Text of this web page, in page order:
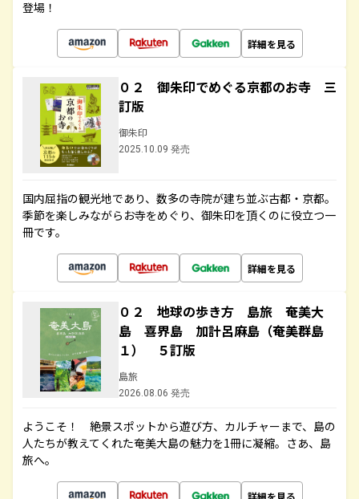
登場！
詳細を見る
０２ 御朱印でめぐる京都のお寺 三
訂版
御朱印
2025.10.09 発売
国内屈指の観光地であり、数多の寺院が建ち並ぶ古都・京都。
季節を楽しみながらお寺をめぐり、御朱印を頂くのに役立つ一
冊です。
詳細を見る
０２ 地球の歩き方 島旅 奄美大
島 喜界島 加計呂麻島（奄美群島
１） ５訂版
島旅
2026.08.06 発売
ようこそ！ 絶景スポットから遊び方、カルチャーまで、島の
人たちが教えてくれた奄美大島の魅力を1冊に凝縮。さあ、島
旅へ。
詳細を見る